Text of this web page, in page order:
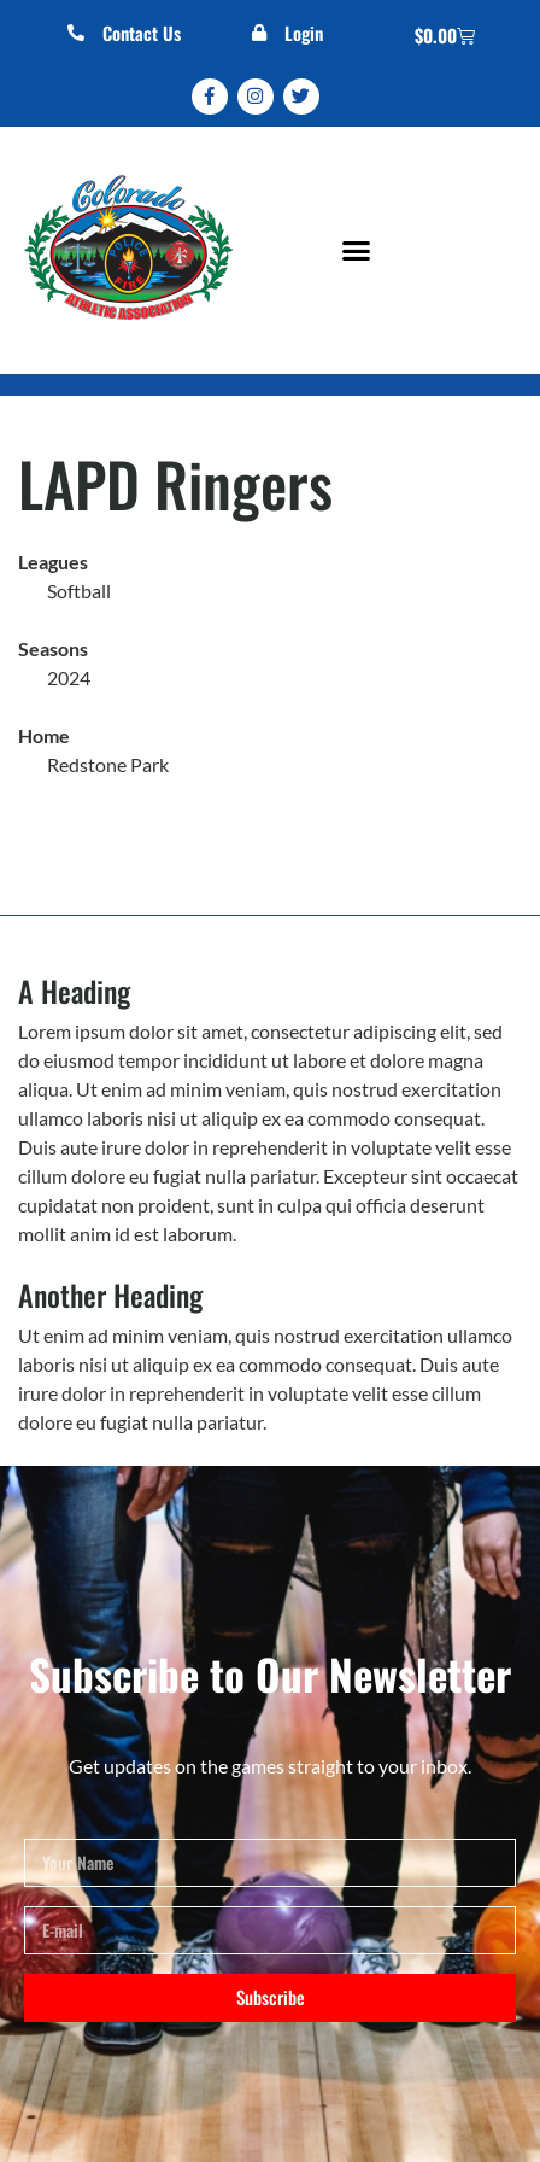
Contact Us Login $0.00
LAPD Ringers
Leagues
Softball
Seasons
2024
Home
Redstone Park
A Heading
Lorem ipsum dolor sit amet, consectetur adipiscing elit, sed
do eiusmod tempor incididunt ut labore et dolore magna
aliqua. Ut enim ad minim veniam, quis nostrud exercitation
ullamco laboris nisi ut aliquip ex ea commodo consequat.
Duis aute irure dolor in reprehenderit in voluptate velit esse
cillum dolore eu fugiat nulla pariatur. Excepteur sint occaecat
cupidatat non proident, sunt in culpa qui officia deserunt
mollit anim id est laborum.
Another Heading
Ut enim ad minim veniam, quis nostrud exercitation ullamco
laboris nisi ut aliquip ex ea commodo consequat. Duis aute
irure dolor in reprehenderit in voluptate velit esse cillum
dolore eu fugiat nulla pariatur.
Subscribe to Our Newsletter
Get updates on the games straight to your inbox.
Subscribe